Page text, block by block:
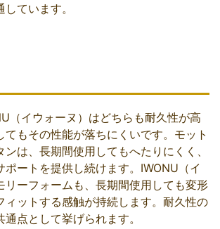
ています。
（イウォーヌ）はどちらも耐久性が高
てもその性能が落ちにくいです。モット
ンは、長期間使用してもへたりにくく、
ポートを提供し続けます。IWONU（イ
リーフォームも、長期間使用しても変形
ィットする感触が持続します。耐久性の
点として挙げられます。